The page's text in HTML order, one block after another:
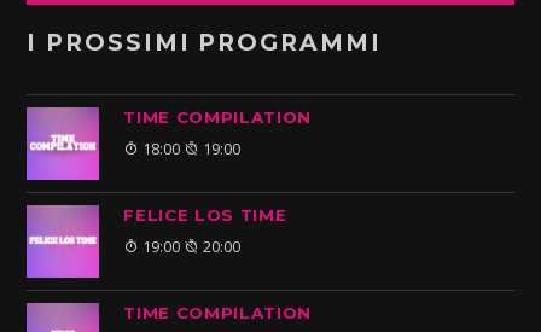
I PROSSIMI PROGRAMMI
TIME COMPILATION
18:00 19:00
FELICE LOS TIME
19:00 20:00
TIME COMPILATION